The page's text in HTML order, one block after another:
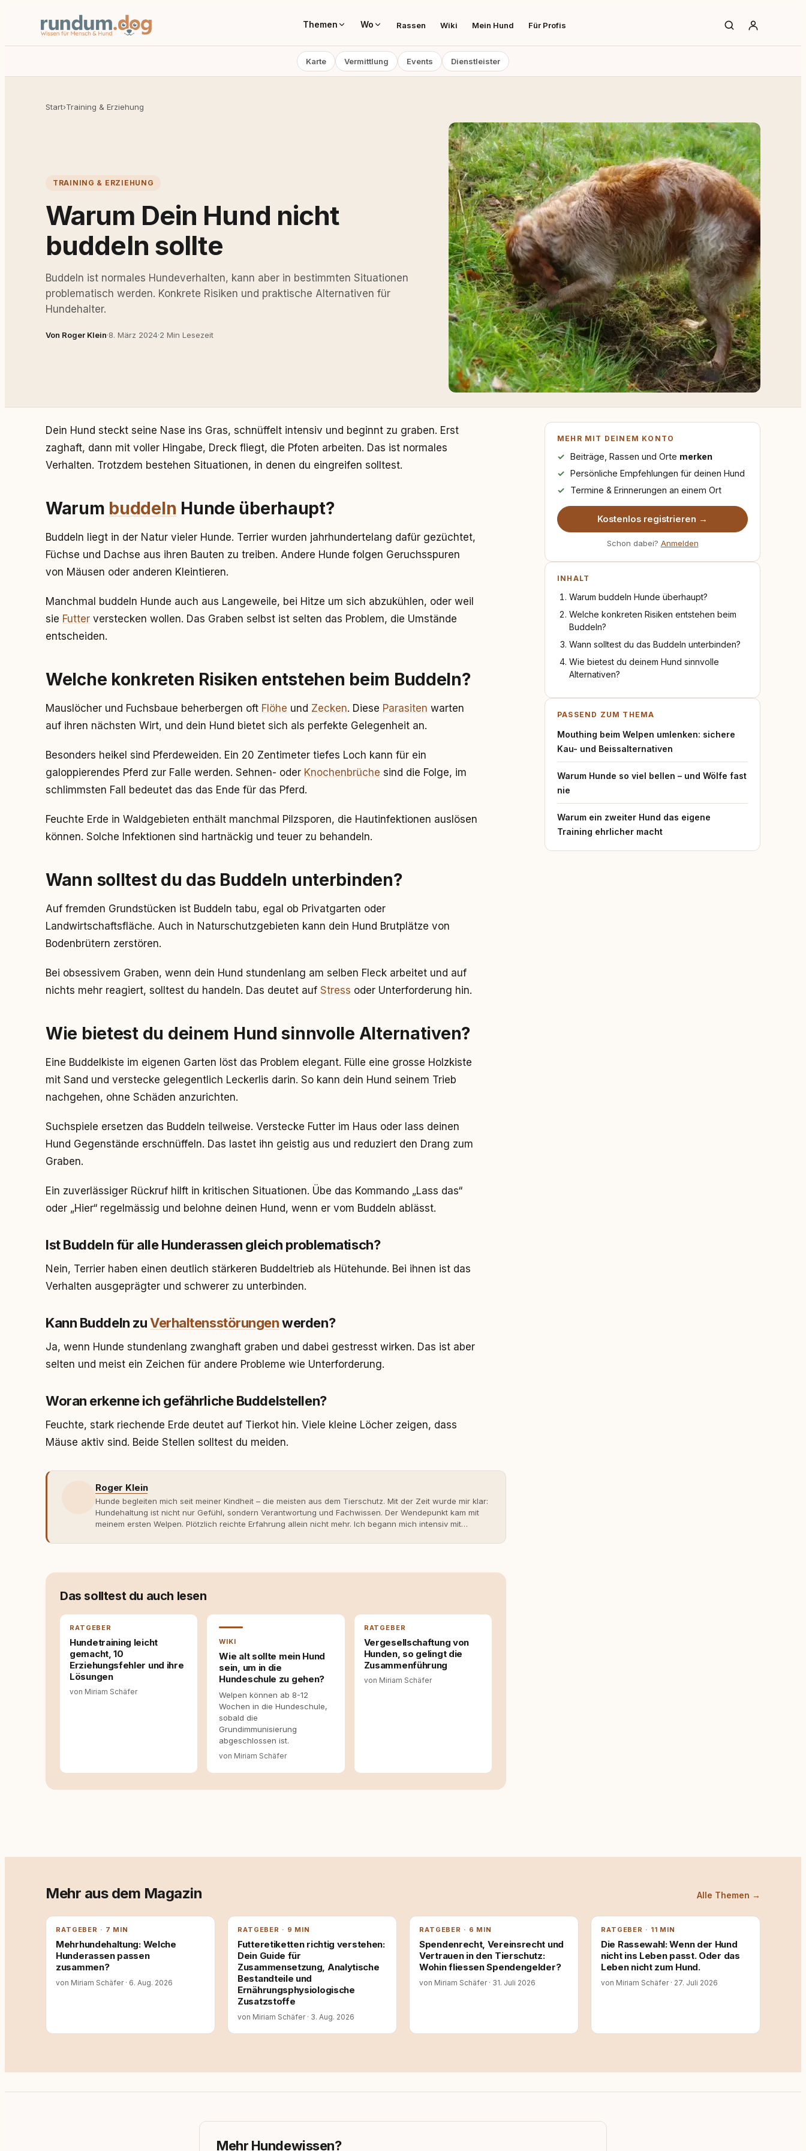
Themen Wo Rassen Wiki Mein Hund Für Profis
Karte Vermittlung Events Dienstleister
Start›Training & Erziehung
TRAINING & ERZIEHUNG
Warum Dein Hund nicht
buddeln sollte
Buddeln ist normales Hundeverhalten, kann aber in bestimmten Situationen
problematisch werden. Konkrete Risiken und praktische Alternativen für
Hundehalter.
Von Roger Klein·8. März 2024·2 Min Lesezeit
Dein Hund steckt seine Nase ins Gras, schnüffelt intensiv und beginnt zu graben. Erst
zaghaft, dann mit voller Hingabe, Dreck fliegt, die Pfoten arbeiten. Das ist normales
Verhalten. Trotzdem bestehen Situationen, in denen du eingreifen solltest.
Warum buddeln Hunde überhaupt?
Buddeln liegt in der Natur vieler Hunde. Terrier wurden jahrhundertelang dafür gezüchtet,
Füchse und Dachse aus ihren Bauten zu treiben. Andere Hunde folgen Geruchsspuren
von Mäusen oder anderen Kleintieren.
Manchmal buddeln Hunde auch aus Langeweile, bei Hitze um sich abzukühlen, oder weil
sie Futter verstecken wollen. Das Graben selbst ist selten das Problem, die Umstände
entscheiden.
Welche konkreten Risiken entstehen beim Buddeln?
Mauslöcher und Fuchsbaue beherbergen oft Flöhe und Zecken. Diese Parasiten warten
auf ihren nächsten Wirt, und dein Hund bietet sich als perfekte Gelegenheit an.
Besonders heikel sind Pferdeweiden. Ein 20 Zentimeter tiefes Loch kann für ein
galoppierendes Pferd zur Falle werden. Sehnen- oder Knochenbrüche sind die Folge, im
schlimmsten Fall bedeutet das das Ende für das Pferd.
Feuchte Erde in Waldgebieten enthält manchmal Pilzsporen, die Hautinfektionen auslösen
können. Solche Infektionen sind hartnäckig und teuer zu behandeln.
Wann solltest du das Buddeln unterbinden?
Auf fremden Grundstücken ist Buddeln tabu, egal ob Privatgarten oder
Landwirtschaftsfläche. Auch in Naturschutzgebieten kann dein Hund Brutplätze von
Bodenbrütern zerstören.
Bei obsessivem Graben, wenn dein Hund stundenlang am selben Fleck arbeitet und auf
nichts mehr reagiert, solltest du handeln. Das deutet auf Stress oder Unterforderung hin.
Wie bietest du deinem Hund sinnvolle Alternativen?
Eine Buddelkiste im eigenen Garten löst das Problem elegant. Fülle eine grosse Holzkiste
mit Sand und verstecke gelegentlich Leckerlis darin. So kann dein Hund seinem Trieb
nachgehen, ohne Schäden anzurichten.
Suchspiele ersetzen das Buddeln teilweise. Verstecke Futter im Haus oder lass deinen
Hund Gegenstände erschnüffeln. Das lastet ihn geistig aus und reduziert den Drang zum
Graben.
Ein zuverlässiger Rückruf hilft in kritischen Situationen. Übe das Kommando „Lass das“
oder „Hier“ regelmässig und belohne deinen Hund, wenn er vom Buddeln ablässt.
Ist Buddeln für alle Hunderassen gleich problematisch?
Nein, Terrier haben einen deutlich stärkeren Buddeltrieb als Hütehunde. Bei ihnen ist das
Verhalten ausgeprägter und schwerer zu unterbinden.
Kann Buddeln zuVerhaltensstörungenwerden?
Ja, wenn Hunde stundenlang zwanghaft graben und dabei gestresst wirken. Das ist aber
selten und meist ein Zeichen für andere Probleme wie Unterforderung.
Woran erkenne ich gefährliche Buddelstellen?
Feuchte, stark riechende Erde deutet auf Tierkot hin. Viele kleine Löcher zeigen, dass
Mäuse aktiv sind. Beide Stellen solltest du meiden.
Roger Klein
Hunde begleiten mich seit meiner Kindheit – die meisten aus dem Tierschutz. Mit der Zeit wurde mir klar:
Hundehaltung ist nicht nur Gefühl, sondern Verantwortung und Fachwissen. Der Wendepunkt kam mit
meinem ersten Welpen. Plötzlich reichte Erfahrung allein nicht mehr. Ich begann mich intensiv mit
Erfahrung entsteht echte Bindung dort, wo Verständnis Wissen ersetzt – nicht umgekehrt. Aus dieser
Das solltest du auch lesen
RATGEBER
Hundetraining leicht
gemacht, 10
Erziehungsfehler und ihre
Lösungen
von Miriam Schäfer
WIKI
Wie alt sollte mein Hund
sein, um in die
Hundeschule zu gehen?
Welpen können ab 8-12
Wochen in die Hundeschule,
sobald die
Grundimmunisierung
abgeschlossen ist.
von Miriam Schäfer
RATGEBER
Vergesellschaftung von
Hunden, so gelingt die
Zusammenführung
von Miriam Schäfer
MEHR MIT DEINEM KONTO
Beiträge, Rassen und Orte merken
Persönliche Empfehlungen für deinen Hund
Termine & Erinnerungen an einem Ort
Kostenlos registrieren →
Schon dabei? Anmelden
INHALT
Warum buddeln Hunde überhaupt?
Welche konkreten Risiken entstehen beim
Buddeln?
Wann solltest du das Buddeln unterbinden?
Wie bietest du deinem Hund sinnvolle
Alternativen?
PASSEND ZUM THEMA
Mouthing beim Welpen umlenken: sichere
Kau- und Beissalternativen
Warum Hunde so viel bellen – und Wölfe fast
nie
Warum ein zweiter Hund das eigene
Training ehrlicher macht
Mehr aus dem Magazin Alle Themen →
RATGEBER · 7 MIN
Mehrhundehaltung: Welche
Hunderassen passen
zusammen?
von Miriam Schäfer · 6. Aug. 2026
RATGEBER · 9 MIN
Futteretiketten richtig verstehen:
Dein Guide für
Zusammensetzung, Analytische
Bestandteile und
Ernährungsphysiologische
Zusatzstoffe
von Miriam Schäfer · 3. Aug. 2026
RATGEBER · 6 MIN
Spendenrecht, Vereinsrecht und
Vertrauen in den Tierschutz:
Wohin fliessen Spendengelder?
von Miriam Schäfer · 31. Juli 2026
RATGEBER · 11 MIN
Die Rassewahl: Wenn der Hund
nicht ins Leben passt. Oder das
Leben nicht zum Hund.
von Miriam Schäfer · 27. Juli 2026
Mehr Hundewissen?